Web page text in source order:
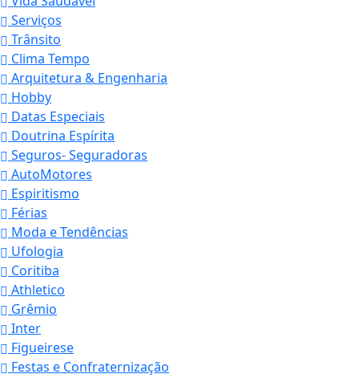
Serviços
Trânsito
Clima Tempo
Arquitetura & Engenharia
Hobby
Datas Especiais
Doutrina Espírita
Seguros- Seguradoras
AutoMotores
Espiritismo
Férias
Moda e Tendências
Ufologia
Coritiba
Athletico
Grêmio
Inter
Figueirese
Festas e Confraternização